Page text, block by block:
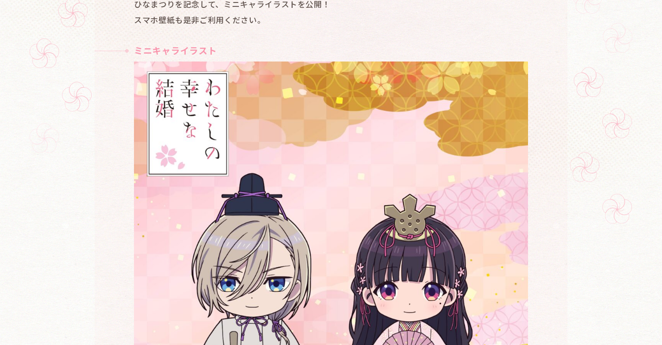
ひなまつりを記念して、ミニキャライラストを公開！
スマホ壁紙も是非ご利用ください。
ミニキャライラスト